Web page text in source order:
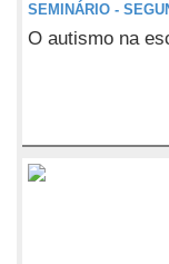
SEMINÁRIO -
O autismo na